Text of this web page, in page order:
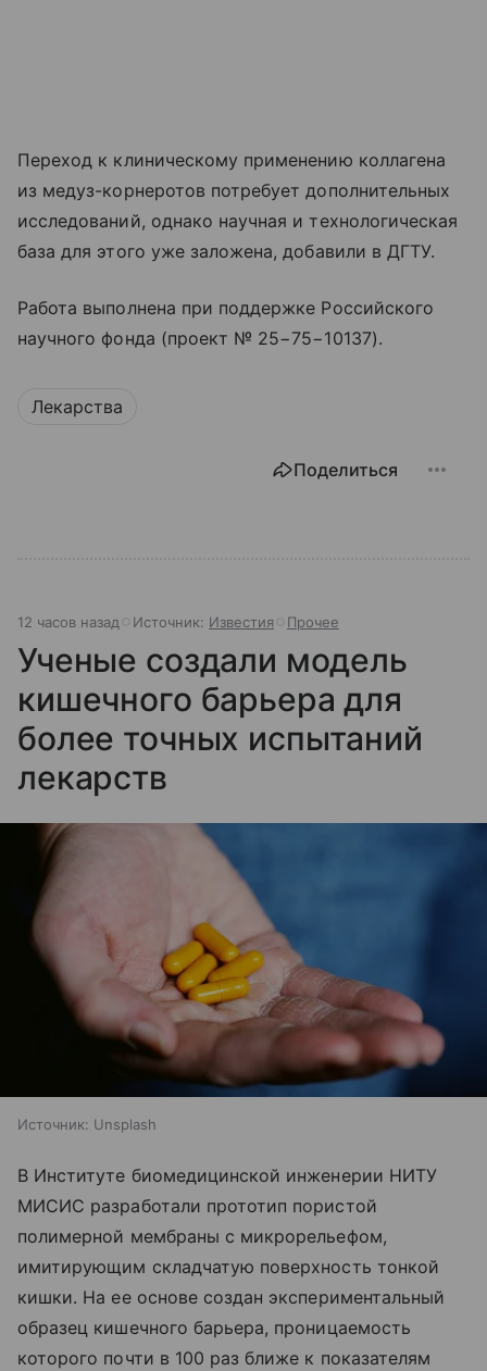
Переход к клиническому применению коллагена
из медуз-корнеротов потребует дополнительных
исследований, однако научная и технологическая
база для этого уже заложена, добавили в ДГТУ.
Работа выполнена при поддержке Российского
научного фонда (проект № 25−75−10137).
Лекарства
Поделиться
12 часов назад Источник: Известия Прочее
Ученые создали модель
кишечного барьера для
более точных испытаний
лекарств
Источник: Unsplash
В Институте биомедицинской инженерии НИТУ
МИСИС разработали прототип пористой
полимерной мембраны с микрорельефом,
имитирующим складчатую поверхность тонкой
кишки. На ее основе создан экспериментальный
образец кишечного барьера, проницаемость
которого почти в 100 раз ближе к показателям